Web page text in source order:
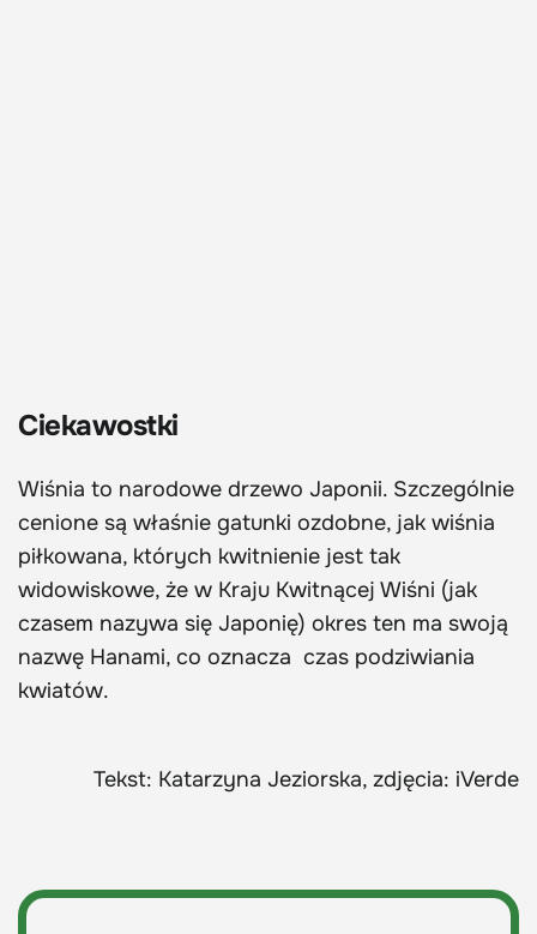
Ciekawostki
Wiśnia to narodowe drzewo Japonii. Szczególnie
cenione są właśnie gatunki ozdobne, jak wiśnia
piłkowana, których kwitnienie jest tak
widowiskowe, że w Kraju Kwitnącej Wiśni (jak
czasem nazywa się Japonię) okres ten ma swoją
nazwę Hanami, co oznacza czas podziwiania
kwiatów.
Tekst: Katarzyna Jeziorska, zdjęcia: iVerde